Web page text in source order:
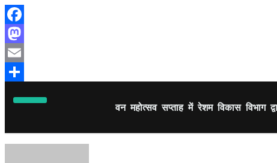
Facebook
Mastodon
Email
वन महोत्सव सप्ताह में रेशम विकास विभाग